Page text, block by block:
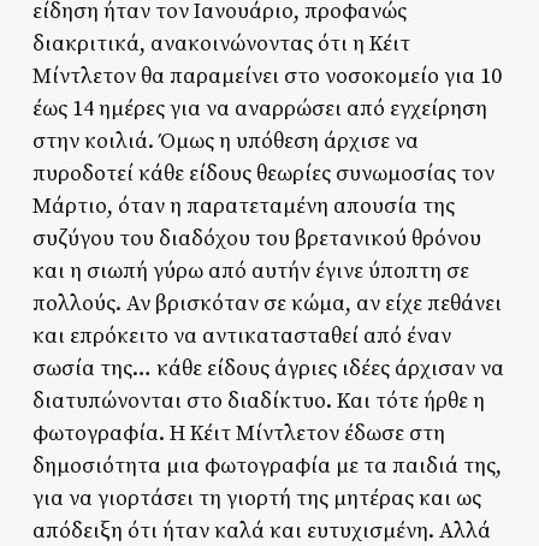
είδηση ήταν τον Ιανουάριο, προφανώς
διακριτικά, ανακοινώνοντας ότι η Κέιτ
Μίντλετον θα παραμείνει στο νοσοκομείο για 10
έως 14 ημέρες για να αναρρώσει από εγχείρηση
στην κοιλιά. Όμως η υπόθεση άρχισε να
πυροδοτεί κάθε είδους θεωρίες συνωμοσίας τον
Μάρτιο, όταν η παρατεταμένη απουσία της
συζύγου του διαδόχου του βρετανικού θρόνου
και η σιωπή γύρω από αυτήν έγινε ύποπτη σε
πολλούς. Αν βρισκόταν σε κώμα, αν είχε πεθάνει
και επρόκειτο να αντικατασταθεί από έναν
σωσία της… κάθε είδους άγριες ιδέες άρχισαν να
διατυπώνονται στο διαδίκτυο. Και τότε ήρθε η
φωτογραφία. Η Κέιτ Μίντλετον έδωσε στη
δημοσιότητα μια φωτογραφία με τα παιδιά της,
για να γιορτάσει τη γιορτή της μητέρας και ως
απόδειξη ότι ήταν καλά και ευτυχισμένη. Αλλά